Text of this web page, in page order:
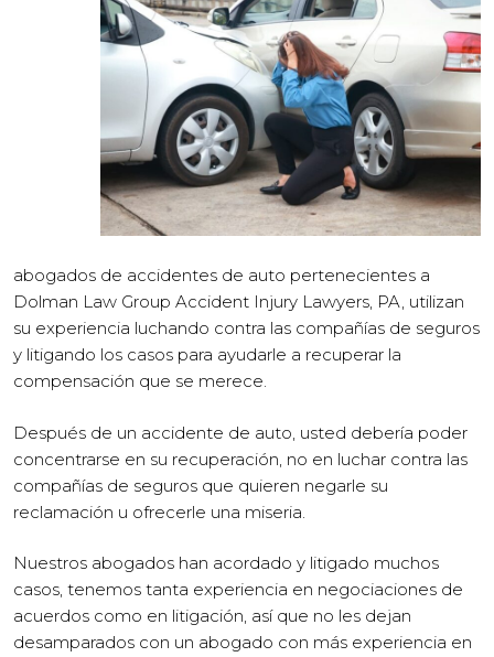
abogados de accidentes de auto pertenecientes a
Dolman Law Group Accident Injury Lawyers, PA, utilizan
su experiencia luchando contra las compañías de seguros
y litigando los casos para ayudarle a recuperar la
compensación que se merece.
Después de un accidente de auto, usted debería poder
concentrarse en su recuperación, no en luchar contra las
compañías de seguros que quieren negarle su
reclamación u ofrecerle una miseria.
Nuestros abogados han acordado y litigado muchos
casos, tenemos tanta experiencia en negociaciones de
acuerdos como en litigación, así que no les dejan
desamparados con un abogado con más experiencia en